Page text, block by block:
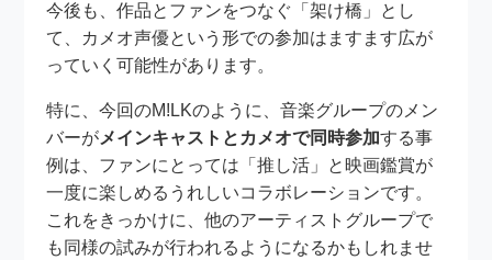
今後も、作品とファンをつなぐ「架け橋」とし
て、カメオ声優という形での参加はますます広が
っていく可能性があります。
特に、今回のM!LKのように、音楽グループのメン
バーがメインキャストとカメオで同時参加する事
例は、ファンにとっては「推し活」と映画鑑賞が
一度に楽しめるうれしいコラボレーションです。
これをきっかけに、他のアーティストグループで
も同様の試みが行われるようになるかもしれませ